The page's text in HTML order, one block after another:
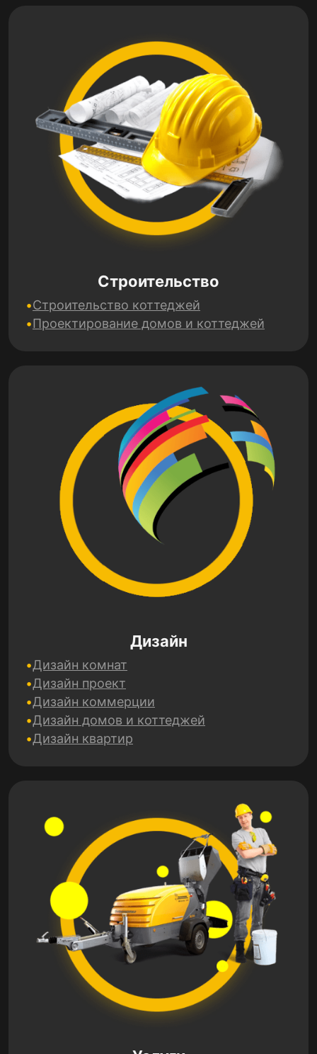
Строительство
Строительство коттеджей
Проектирование домов и коттеджей
Дизайн
Дизайн комнат
Дизайн проект
Дизайн коммерции
Дизайн домов и коттеджей
Дизайн квартир